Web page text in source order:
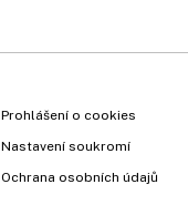
Prohlášení o cookies
Nastavení soukromí
Ochrana osobních údajů